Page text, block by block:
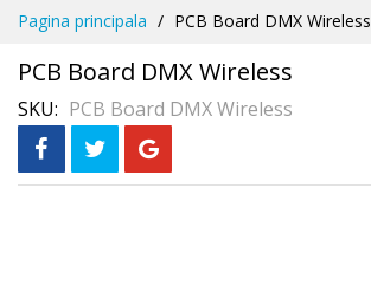
Continut
Pagina principala PCB Board DMX Wireless
PCB Board DMX Wireless
SKU PCB Board DMX Wireless